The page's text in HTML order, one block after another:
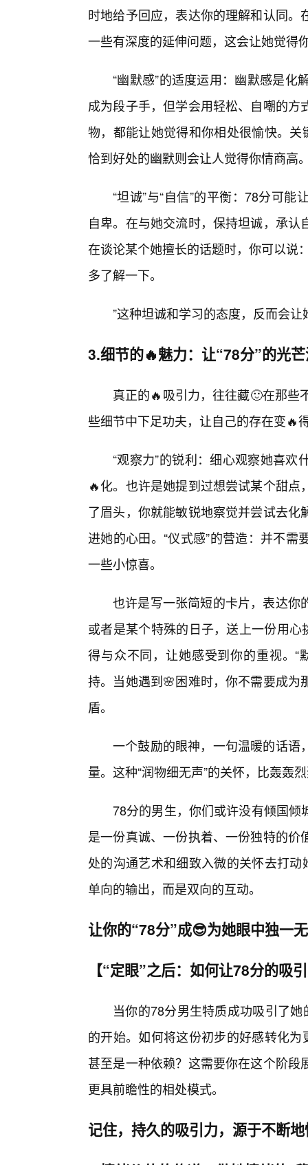
时地给予回应，表达你的理解和认同
一些有深度的延伸问题，这会让她觉得
“幽默感”的适度运用：幽默感是
成为段子手，但学会用轻松、自嘲的
物，都能让她觉得和你相处很愉快。
恰到好处的幽默则会让人觉得你情商高
“坦诚”与“自信”的平衡：78分可
自卑。在与她交流时，保持坦诚，承
在谈论某个她擅长的话题时，你可以说
多了解一下。
”这种坦诚和学习的态度，反而会
3.细节的🔥魅力：让“78分”的光
真正的🔥吸引力，往往藏🙂在那些
些细节中下足功夫，让自己的存在变🔥
“观察力”的锐利：细心观察她喜
🔥化。也许是她提到过想尝试某个甜
了眉头，你就能敏锐地察觉并尝试去
进她的心田。“仪式感”的营造：并不
一些小惊喜。
也许是写一张简短的卡片，表达你
或者是某个特殊的日子，送上一份用
得与众不同，让她感受到你的重视。
持。当她遇到🌸困难时，你不需要成
盾。
一个鼓励的眼神，一句温暖的话语
量。这种“润物细无声”的关怀，比轰轰
78分的男生，你们或许没有倾国
是一份真诚、一份执着、一份独特的
处的沟通艺术和细致入微的关怀去打
单向的输出，而是双向的互动。
让你的“78分”成😎为她眼中独一
【“定眼”之后：如何让78分的吸
当你的78分男生特质成功吸引了
的开始。如何将这份初步的好感转化
甚至是一种依赖？这需要你在这个阶
更具前瞻性的相处模式。
记住，持久的吸引力，源于不断